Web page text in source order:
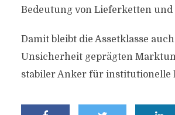
Bedeutung von Lieferketten und
Damit bleibt die Assetklasse
Unsicherheit geprägten
stabiler Anker für institutionelle